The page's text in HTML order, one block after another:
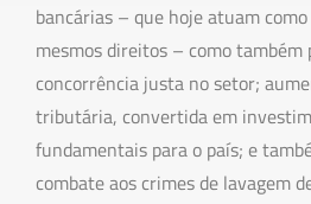
bancárias – que hoje atuam
mesmos direitos – como
concorrência justa no setor;
tributária, convertida em
fundamentais para o país; e
combate aos crimes de lavagem